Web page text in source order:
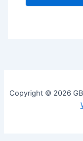
Copyright © 2026